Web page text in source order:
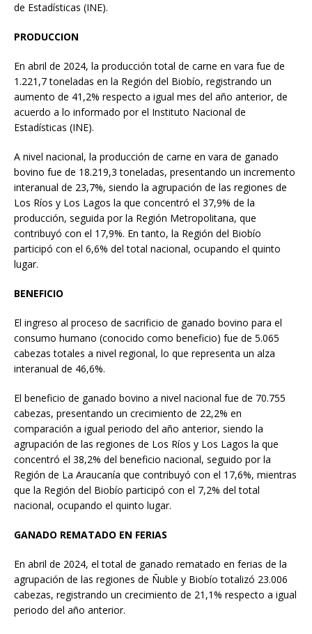
de Estadísticas (INE).
PRODUCCION
En abril de 2024, la producción total de carne en vara fue de
1.221,7 toneladas en la Región del Biobío, registrando un
aumento de 41,2% respecto a igual mes del año anterior, de
acuerdo a lo informado por el Instituto Nacional de
Estadísticas (INE).
A nivel nacional, la producción de carne en vara de ganado
bovino fue de 18.219,3 toneladas, presentando un incremento
interanual de 23,7%, siendo la agrupación de las regiones de
Los Ríos y Los Lagos la que concentró el 37,9% de la
producción, seguida por la Región Metropolitana, que
contribuyó con el 17,9%. En tanto, la Región del Biobío
participó con el 6,6% del total nacional, ocupando el quinto
lugar.
BENEFICIO
El ingreso al proceso de sacrificio de ganado bovino para el
consumo humano (conocido como beneficio) fue de 5.065
cabezas totales a nivel regional, lo que representa un alza
interanual de 46,6%.
El beneficio de ganado bovino a nivel nacional fue de 70.755
cabezas, presentando un crecimiento de 22,2% en
comparación a igual periodo del año anterior, siendo la
agrupación de las regiones de Los Ríos y Los Lagos la que
concentró el 38,2% del beneficio nacional, seguido por la
Región de La Araucanía que contribuyó con el 17,6%, mientras
que la Región del Biobío participó con el 7,2% del total
nacional, ocupando el quinto lugar.
GANADO REMATADO EN FERIAS
En abril de 2024, el total de ganado rematado en ferias de la
agrupación de las regiones de Ñuble y Biobío totalizó 23.006
cabezas, registrando un crecimiento de 21,1% respecto a igual
periodo del año anterior.